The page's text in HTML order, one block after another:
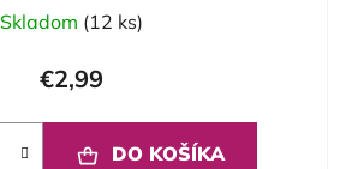
Skladom (12 ks)
€2,99
DO KOŠÍKA